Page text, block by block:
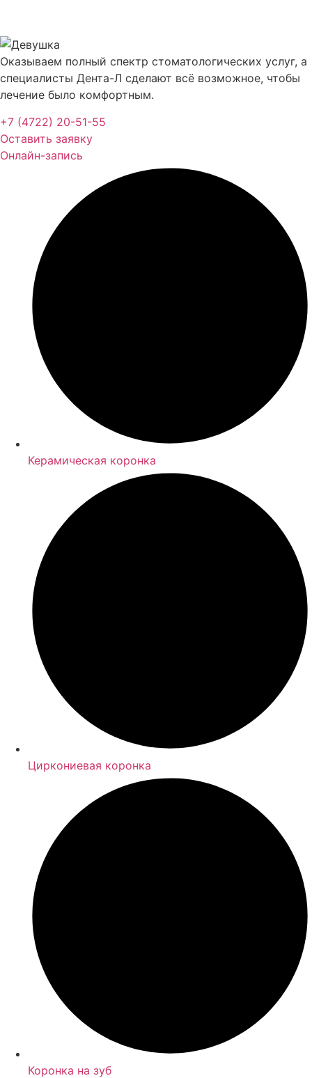
Оказываем полный спектр стоматологических услуг, а
специалисты Дента-Л сделают всё возможное, чтобы
лечение было комфортным.
+7 (4722) 20-51-55
Оставить заявку
Онлайн-запись
Керамическая коронка
Циркониевая коронка
Коронка на зуб